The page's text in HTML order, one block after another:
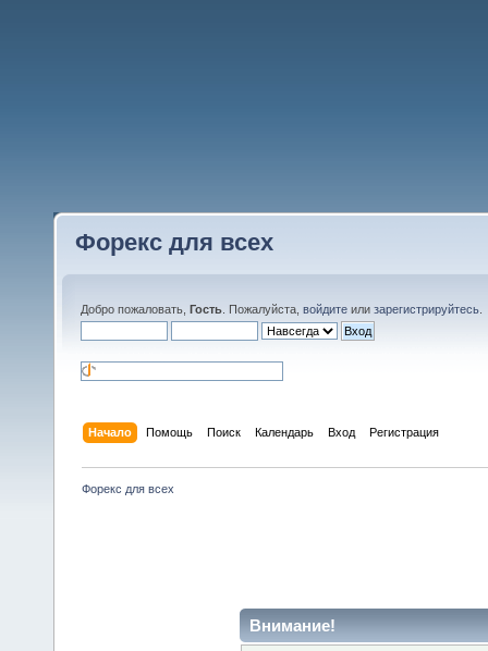
Форекс для всех
Добро пожаловать, Гость . Пожалуйста, войдите или зарегистрируйтесь
Начало Помощь Поиск Календарь Вход Регистрация
Форекс для всех
Внимание!